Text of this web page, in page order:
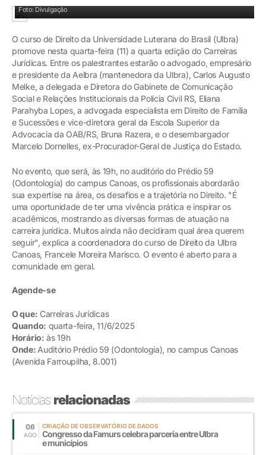
Foto: Divulgação
O curso de Direito da Universidade Luterana do Brasil (Ulbra)
promove nesta quarta-feira (11) a quarta edição do Carreiras
Jurídicas. Entre os palestrantes estarão o advogado, empresário
e presidente da Aelbra (mantenedora da Ulbra), Carlos Augusto
Melke, a delegada e Diretora do Gabinete de Comunicação
Social e Relações Institucionais da Polícia Civil RS, Eliana
Parahyba Lopes, a advogada especialista em Direito de Família
e Sucessões e vice-diretora geral da Escola Superior da
Advocacia da OAB/RS, Bruna Razera, e o desembargador
Marcelo Dornelles, ex-Procurador-Geral de Justiça do Estado.
No evento, que será, às 19h, no auditório do Prédio 59
(Odontologia) do campus Canoas, os profissionais abordarão
sua expertise na área, os desafios e a trajetória no Direito. "É
uma oportunidade de ter uma vivência prática e inspirar os
acadêmicos, mostrando as diversas formas de atuação na
carreira jurídica. Muitos ainda não decidiram qual área querem
seguir", explica a coordenadora do curso de Direito da Ulbra
Canoas, Francele Moreira Marisco. O evento é aberto para a
comunidade em geral.
Agende-se
O que: Carreiras Jurídicas
Quando: quarta-feira, 11/6/2025
Horário: às 19h
Onde: Auditório Prédio 59 (Odontologia), no campus Canoas
(Avenida Farroupilha, 8.001)
Notíciasrelacionadas
06
AGO
CRIAÇÃO DE OBSERVATÓRIO DE DADOS
Congresso da Famurs celebra parceria entre Ulbra
e municípios